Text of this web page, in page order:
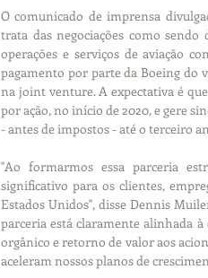
O comunicado de imprensa
trata das negociações como
operações e serviços de aviação
pagamento por parte da Boeing do
na joint venture. A expectativa é
por ação, no início de 2020, e gere
- antes de impostos - até o terceiro
"Ao formarmos essa parceria
significativo para os clientes,
Estados Unidos", disse Dennis
parceria está claramente alinhada
orgânico e retorno de valor aos
aceleram nossos planos de